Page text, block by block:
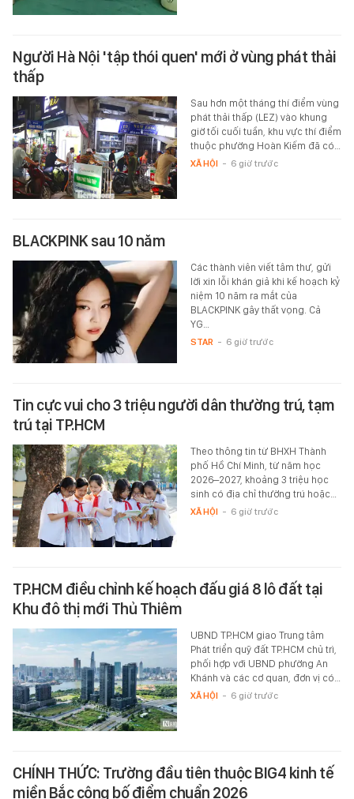
Người Hà Nội 'tập thói quen' mới ở vùng phát thải
thấp
Sau hơn một tháng thí điểm vùng
phát thải thấp (LEZ) vào khung
giờ tối cuối tuần, khu vực thí điểm
thuộc phường Hoàn Kiếm đã có…
XÃ HỘI - 6 giờ trước
BLACKPINK sau 10 năm
Các thành viên viết tâm thư, gửi
lời xin lỗi khán giả khi kế hoạch kỷ
niệm 10 năm ra mắt của
BLACKPINK gây thất vọng. Cả
YG…
STAR - 6 giờ trước
Tin cực vui cho 3 triệu người dân thường trú, tạm
trú tại TP.HCM
Theo thông tin từ BHXH Thành
phố Hồ Chí Minh, từ năm học
2026–2027, khoảng 3 triệu học
sinh có địa chỉ thường trú hoặc…
XÃ HỘI - 6 giờ trước
TP.HCM điều chỉnh kế hoạch đấu giá 8 lô đất tại
Khu đô thị mới Thủ Thiêm
UBND TP.HCM giao Trung tâm
Phát triển quỹ đất TP.HCM chủ trì,
phối hợp với UBND phường An
Khánh và các cơ quan, đơn vị có…
XÃ HỘI - 6 giờ trước
CHÍNH THỨC: Trường đầu tiên thuộc BIG4 kinh tế
miền Bắc công bố điểm chuẩn 2026